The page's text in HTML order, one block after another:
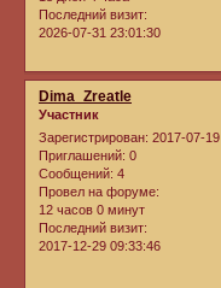
Последний визит:
2026-07-31 23:01:30
Dima_Zreatle
Участник
Зарегистрирован: 2017-07-19
Приглашений: 0
Сообщений: 4
Провел на форуме:
12 часов 0 минут
Последний визит:
2017-12-29 09:33:46